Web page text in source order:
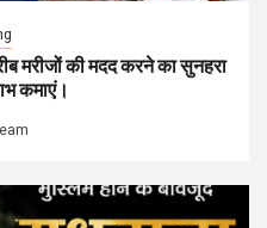
की मदद करने का सुनहरा
कमाएं।